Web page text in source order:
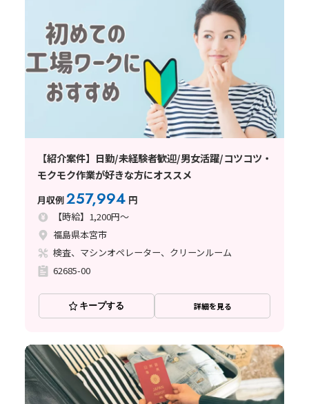
【紹介案件】日勤/未経験者歓迎/男女活躍/コツコツ・
モクモク作業が好きな方にオススメ
月収例257,994 円
【時給】1,200円～
福島県本宮市
検査、マシンオペレーター、クリーンルーム
62685-00
キープする 詳細を見る